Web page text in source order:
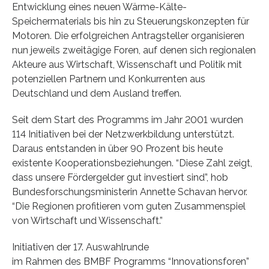
Entwicklung eines neuen Wärme-Kälte-
Speichermaterials bis hin zu Steuerungskonzepten für
Motoren. Die erfolgreichen Antragsteller organisieren
nun jeweils zweitägige Foren, auf denen sich regionalen
Akteure aus Wirtschaft, Wissenschaft und Politik mit
potenziellen Partnern und Konkurrenten aus
Deutschland und dem Ausland treffen.
Seit dem Start des Programms im Jahr 2001 wurden
114 Initiativen bei der Netzwerkbildung unterstützt.
Daraus entstanden in über 90 Prozent bis heute
existente Kooperationsbeziehungen. “Diese Zahl zeigt,
dass unsere Fördergelder gut investiert sind”, hob
Bundesforschungsministerin Annette Schavan hervor.
“Die Regionen profitieren vom guten Zusammenspiel
von Wirtschaft und Wissenschaft.”
Initiativen der 17. Auswahlrunde
im Rahmen des BMBF Programms “Innovationsforen”